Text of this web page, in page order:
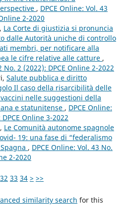
, DPCE Online: Vol. 43
2-2020
La Corte di giustizia si pronuncia
dalle Autorità uniche di controllo
membri, per notificare alla
le cifre relative alle catture ,
No. 2 (2022): DPCE Online 2-2022
Salute pubblica e diritto
Il caso della risarcibilità delle
nelle suggestioni della
e statunitense , DPCE Online:
Online 3-2022
Le Comunità autonome spagnole
19: una fase di “federalismo
, DPCE Online: Vol. 43 No.
2-2020
32 33 34 > >>
similarity search for this